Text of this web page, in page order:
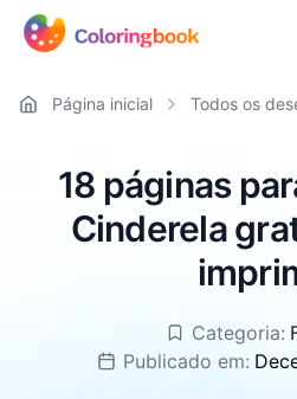
Página inicial Todos os
18 páginas
Cinderela
Categoria:
Publicado em: